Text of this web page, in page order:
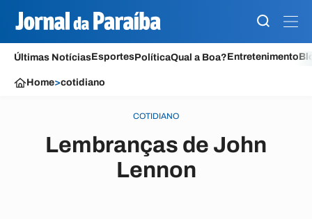
Últimas NotíciasEsportesPolíticaQual a Boa?Entretenimento
Home>cotidiano
COTIDIANO
Lembranças de John
Lennon